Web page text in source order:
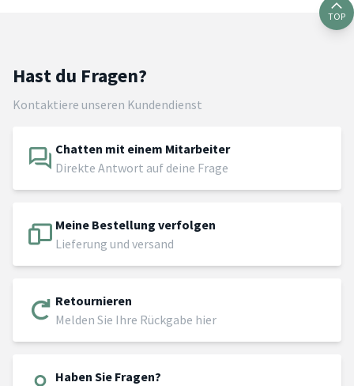
TOP
Hast du Fragen?
Kontaktiere unseren Kundendienst
Chatten mit einem Mitarbeiter
Direkte Antwort auf deine Frage
Meine Bestellung verfolgen
Lieferung und versand
Retournieren
Melden Sie Ihre Rückgabe hier
Haben Sie Fragen?